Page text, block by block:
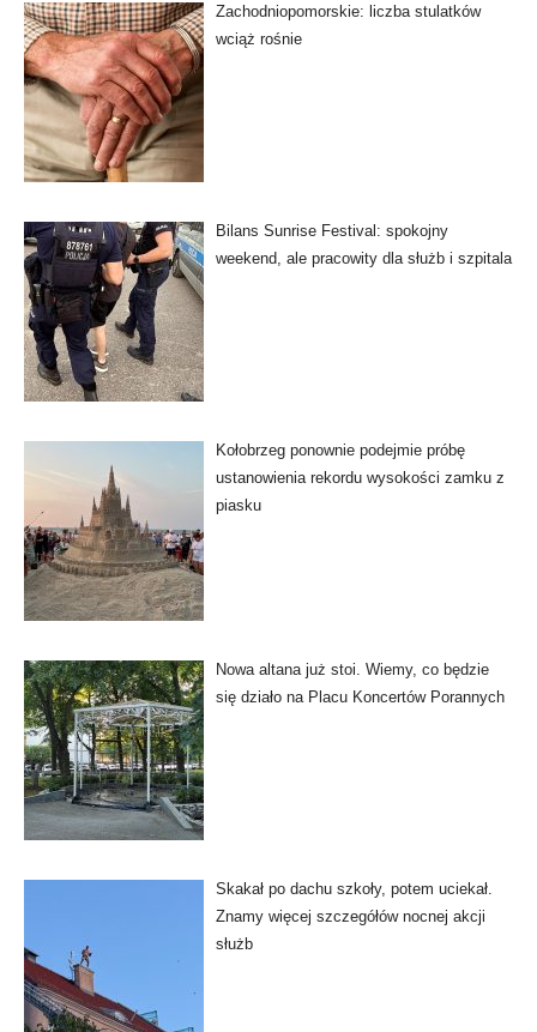
Zachodniopomorskie: liczba stulatków
wciąż rośnie
Bilans Sunrise Festival: spokojny
weekend, ale pracowity dla służb i szpitala
Kołobrzeg ponownie podejmie próbę
ustanowienia rekordu wysokości zamku z
piasku
Nowa altana już stoi. Wiemy, co będzie
się działo na Placu Koncertów Porannych
Skakał po dachu szkoły, potem uciekał.
Znamy więcej szczegółów nocnej akcji
służb